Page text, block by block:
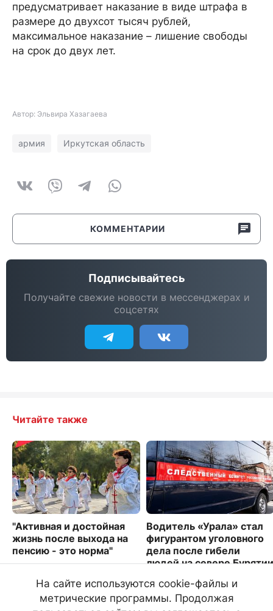
предусматривает наказание в виде штрафа в
размере до двухсот тысяч рублей,
максимальное наказание – лишение свободы
на срок до двух лет.
Автор: Эльвира Хазагаева
армия Иркутская область
КОММЕНТАРИИ
Подписывайтесь
Получайте свежие новости в мессенджерах и
соцсетях
Читайте также
"Активная и достойная
жизнь после выхода на
пенсию - это норма"
Водитель «Урала» стал
фигурантом уголовного
дела после гибели
людей на севере Бурятии
2797
На сайте используются cookie-файлы и
метрические программы. Продолжая